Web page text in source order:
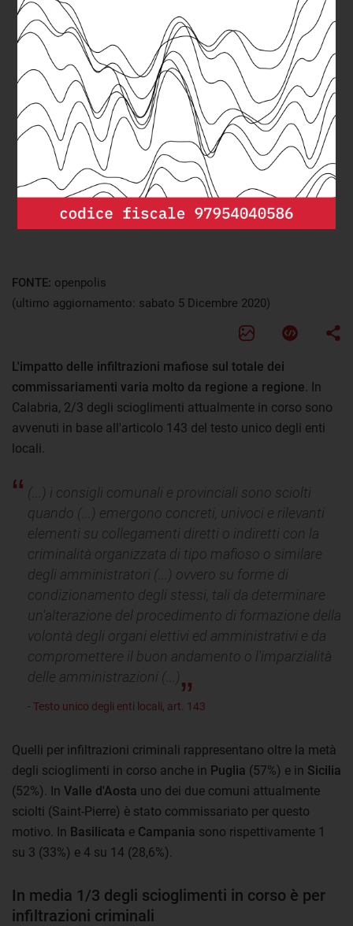
FONTE: openpolis
(ultimo aggiornamento: sabato 5 Dicembre 2020)
L'impatto delle infiltrazioni mafiose sul totale dei
commissariamenti varia molto da regione a regione. In
Calabria, 2/3 degli scioglimenti attualmente in corso sono
avvenuti in base all'articolo 143 del testo unico degli enti
locali.
(...) i consigli comunali e provinciali sono sciolti
quando (...) emergono concreti, univoci e rilevanti
elementi su collegamenti diretti o indiretti con la
criminalità organizzata di tipo mafioso o similare
degli amministratori (...) ovvero su forme di
condizionamento degli stessi, tali da determinare
un'alterazione del procedimento di formazione della
volontà degli organi elettivi ed amministrativi e da
compromettere il buon andamento o l'imparzialità
delle amministrazioni (...)
- Testo unico degli enti locali, art. 143
Quelli per infiltrazioni criminali rappresentano oltre la metà
degli scioglimenti in corso anche in Puglia (57%) e in Sicilia
(52%). In Valle d'Aosta uno dei due comuni attualmente
sciolti (Saint-Pierre) è stato commissariato per questo
motivo. In Basilicata e Campania sono rispettivamente 1
su 3 (33%) e 4 su 14 (28,6%).
In media 1/3 degli scioglimenti in corso è per
infiltrazioni criminali